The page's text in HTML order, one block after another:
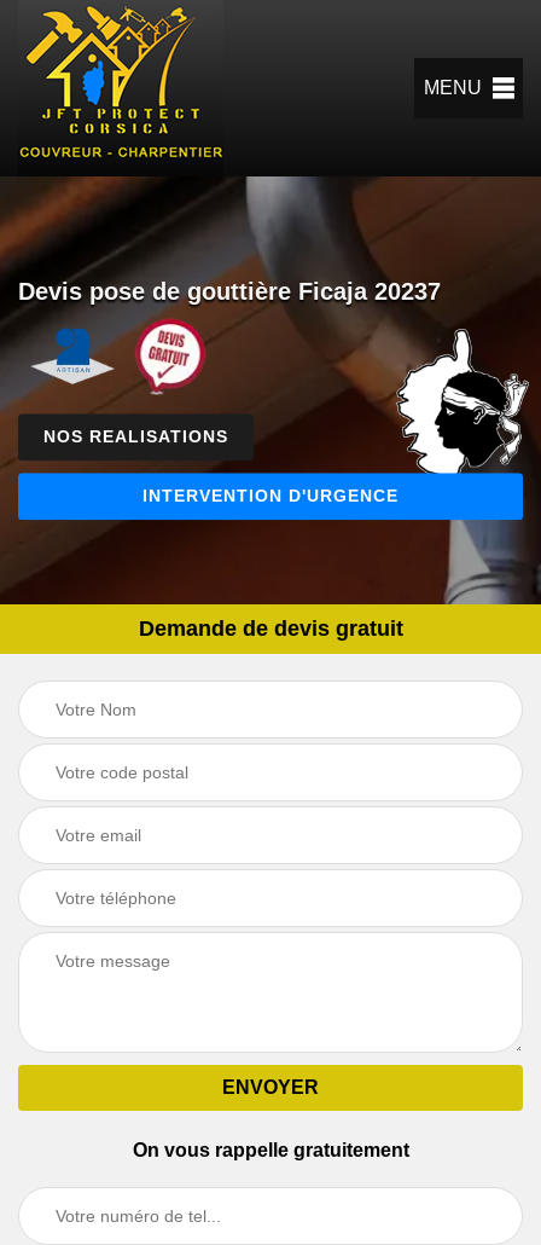
MENU
Devis pose de gouttière Ficaja 20237
NOS REALISATIONS
INTERVENTION D'URGENCE
Demande de devis gratuit
On vous rappelle gratuitement